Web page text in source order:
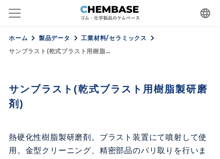
language
ホーム 製品データ
工業材料/セラミックス
サンブラスト(乾式ブラスト用樹脂…
サンブラスト(乾式ブラスト用樹脂製研磨
剤)
熱硬化性樹脂製研磨剤。ブラスト装置にて噴射して使
用。金型クリーニング、精密部品のバリ取りを行いま